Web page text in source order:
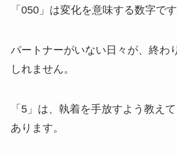
「050」は変化を意味する数字です
パートナーがいない日々が、終わ
しれません。
「5」は、執着を手放すよう教え
あります。